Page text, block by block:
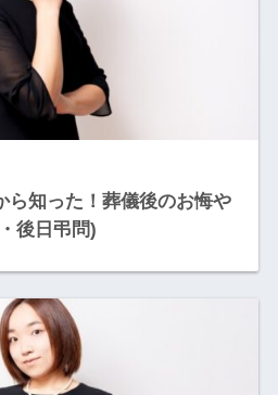
ら知った！葬儀後のお悔や
後日弔問)